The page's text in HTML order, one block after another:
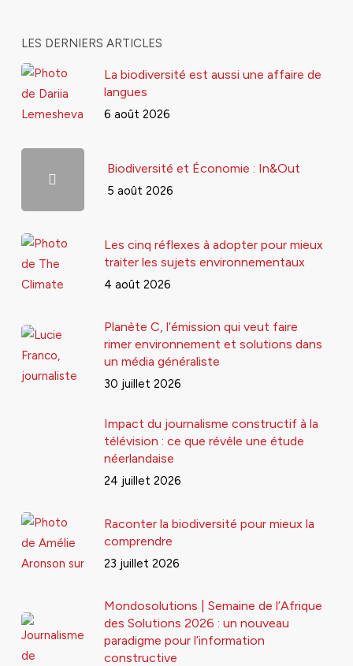
LES DERNIERS ARTICLES
La biodiversité est aussi une affaire de
langues
6 août 2026
Biodiversité et Économie : In&Out
5 août 2026
Les cinq réflexes à adopter pour mieux
traiter les sujets environnementaux
4 août 2026
Planète C, l’émission qui veut faire
rimer environnement et solutions dans
un média généraliste
30 juillet 2026
Impact du journalisme constructif à la
télévision : ce que révèle une étude
néerlandaise
24 juillet 2026
Raconter la biodiversité pour mieux la
comprendre
23 juillet 2026
Mondosolutions | Semaine de l’Afrique
des Solutions 2026 : un nouveau
paradigme pour l’information
constructive